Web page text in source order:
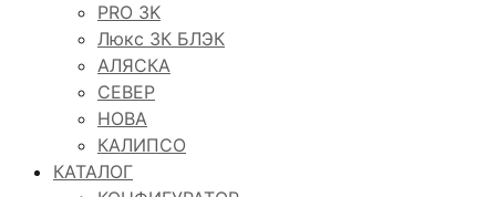
PRO 3K
Люкс 3К БЛЭК
АЛЯСКА
СЕВЕР
НОВА
КАЛИПСО
КАТАЛОГ